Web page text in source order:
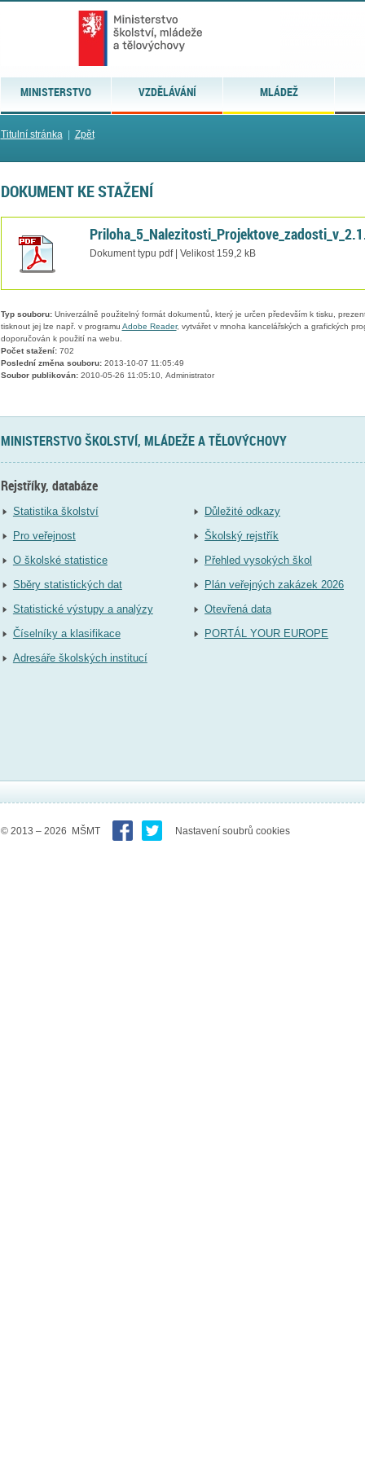
MINISTERSTVO VZDĚLÁVÁNÍ MLÁDEŽ
Titulní stránka| Zpět
DOKUMENT KE STAŽENÍ
Dokument typu pdf | Velikost 159,2 kB
Typ souboru:Univerzálně použitelný formát dokumentů, který je určen především k tisku,
tisknout jej lze např. v programu Adobe Reader, vytvářet v mnoha kancelářských a grafických
doporučován k použití na webu.
Počet stažení:702
Poslední změna souboru:2013-10-07 11:05:49
Soubor publikován:2010-05-26 11:05:10, Administrator
MINISTERSTVO ŠKOLSTVÍ, MLÁDEŽE A TĚLOVÝCHOVY
Rejstříky, databáze
Statistika školství
Pro veřejnost
O školské statistice
Sběry statistických dat
Statistické výstupy a analýzy
Číselníky a klasifikace
Adresáře školských institucí
Důležité odkazy
Školský rejstřík
Přehled vysokých škol
Plán veřejných zakázek 2026
Otevřená data
PORTÁL YOUR EUROPE
© 2013 – 2026 MŠMT Nastavení soubrů cookies